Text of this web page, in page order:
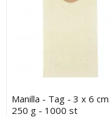
Manilla - Tag - 3 x 6
250 g - 1000 st